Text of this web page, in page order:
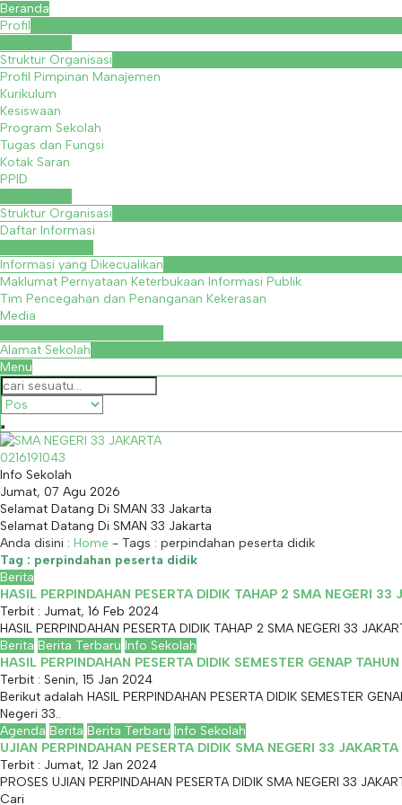
Beranda
Profil
Struktur Organisasi
Profil Pimpinan Manajemen
Kurikulum
Kesiswaan
Program Sekolah
Tugas dan Fungsi
Kotak Saran
PPID
Struktur Organisasi
Daftar Informasi
Informasi yang Dikecualikan
Maklumat Pernyataan Keterbukaan Informasi Publik
Tim Pencegahan dan Penanganan Kekerasan
Media
Alamat Sekolah
Menu
0216191043
Info Sekolah
Jumat, 07 Agu 2026
Selamat Datang Di SMAN 33 Jakarta
Selamat Datang Di SMAN 33 Jakarta
Anda disini : Home - Tags : perpindahan peserta didik
Tag : perpindahan peserta didik
Berita
HASIL PERPINDAHAN PESERTA DIDIK TAHAP 2 SMA NEGERI
Terbit : Jumat, 16 Feb 2024
HASIL PERPINDAHAN PESERTA DIDIK TAHAP 2 SMA NEGERI 33
Berita Berita Terbaru Info Sekolah
HASIL PERPINDAHAN PESERTA DIDIK SEMESTER GENAP
Terbit : Senin, 15 Jan 2024
Berikut adalah HASIL PERPINDAHAN PESERTA DIDIK SEMESTER
Negeri 33..
Agenda Berita Berita Terbaru Info Sekolah
UJIAN PERPINDAHAN PESERTA DIDIK SMA NEGERI 33
Terbit : Jumat, 12 Jan 2024
PROSES UJIAN PERPINDAHAN PESERTA DIDIK SMA NEGERI 33
Cari